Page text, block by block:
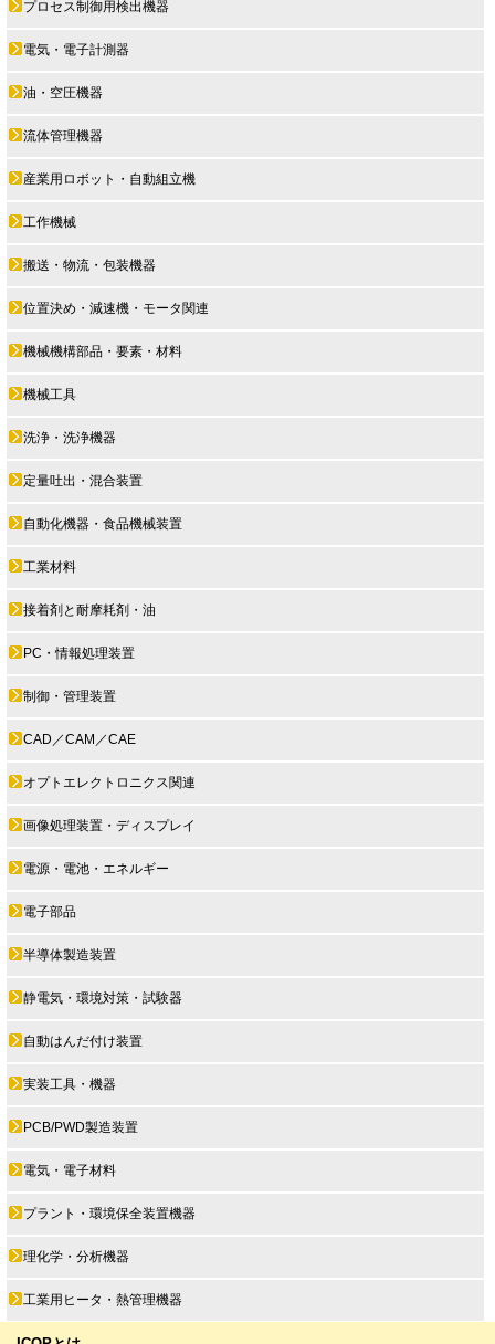
プロセス制御用検出機器
電気・電子計測器
油・空圧機器
流体管理機器
産業用ロボット・自動組立機
工作機械
搬送・物流・包装機器
位置決め・減速機・モータ関連
機械機構部品・要素・材料
機械工具
洗浄・洗浄機器
定量吐出・混合装置
自動化機器・食品機械装置
工業材料
接着剤と耐摩耗剤・油
PC・情報処理装置
制御・管理装置
CAD／CAM／CAE
オプトエレクトロニクス関連
画像処理装置・ディスプレイ
電源・電池・エネルギー
電子部品
半導体製造装置
静電気・環境対策・試験器
自動はんだ付け装置
実装工具・機器
PCB/PWD製造装置
電気・電子材料
プラント・環境保全装置機器
理化学・分析機器
工業用ヒータ・熱管理機器